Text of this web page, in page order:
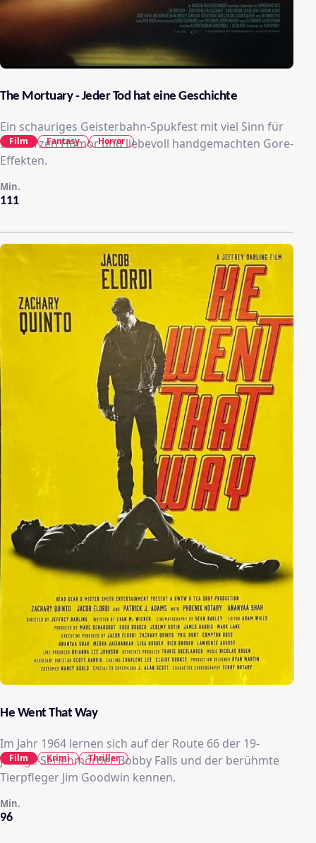
The Mortuary - Jeder Tod hat eine Geschichte
Ein schauriges Geisterbahn-Spukfest mit viel Sinn für
schwarzen Humor und liebevoll handgemachten Gore-
Effekten.
111
Min.
Film Fantasy Horror
He Went That Way
Im Jahr 1964 lernen sich auf der Route 66 der 19-
jährige Serienmörder Bobby Falls und der berühmte
Tierpfleger Jim Goodwin kennen.
96
Min.
Film Krimi Thriller